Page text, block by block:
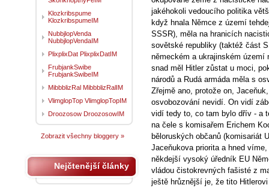
jakéhokoli vedoucího politika
když hnala Němce z území
SSSR), měla na hranicích
sovětské republiky (taktéž část
německém a ukrajinském území
snad měl Hitler zůstat u moci,
národů a Rudá armáda měla s
Zřejmě ano, protože on,
osvobozování nevidí. On vidí
vidí tedy to, co tam bylo dřív - a
na čele s komisařem Erichem
běloruských občanů (komisariát
Jaceňukova priorita a hned
někdejší vysoký úředník EU
vládou čistokrevných fašisté z
ještě hrůznější je, že tito
Klozkribspume
KlozkribspumeIM
NubbjlopVenda
NubbjlopVendaIM
PlixplixDat PlixplixDatIM
FrubjankSwibe
FrubjankSwibeIM
MibbblizRal MibbblizRalIM
VlimglopTop VlimglopTopIM
Droozosow DroozosowIM
Zobrazit všechny bloggery »
Nejčtenější články